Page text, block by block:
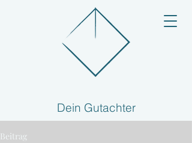
Dein Gutachter
Beitrag